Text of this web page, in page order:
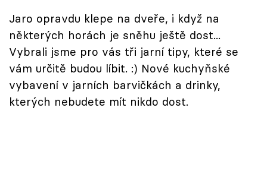
Těhotnej kuchař
Sledujte prima+
Přihlášení
Jaro opravdu klepe na dveře, i když na
některých horách je sněhu ještě dost...
Vybrali jsme pro vás tři jarní tipy, které se
vám určitě budou líbit. :) Nové kuchyňské
vybavení v jarních barvičkách a drinky,
kterých nebudete mít nikdo dost.